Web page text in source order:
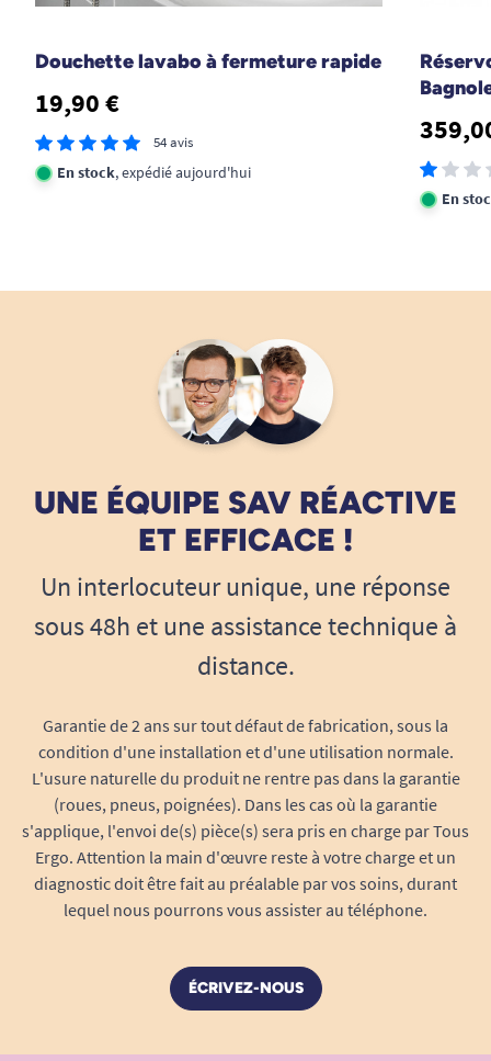
Douchette lavabo à fermeture rapide
19,90 €
54 avis
En stock, expédié aujourd'hui
En
UNE ÉQUIPE SAV RÉACTIVE
ET EFFICACE !
Un interlocuteur unique, une réponse
sous 48h et une assistance technique à
distance.
Garantie de 2 ans sur tout défaut de fabrication, sous la
condition d'une installation et d'une utilisation normale.
L'usure naturelle du produit ne rentre pas dans la garantie
(roues, pneus, poignées). Dans les cas où la garantie
s'applique, l'envoi de(s) pièce(s) sera pris en charge par Tous
Ergo. Attention la main d'œuvre reste à votre charge et un
diagnostic doit être fait au préalable par vos soins, durant
lequel nous pourrons vous assister au téléphone.
ÉCRIVEZ-NOUS